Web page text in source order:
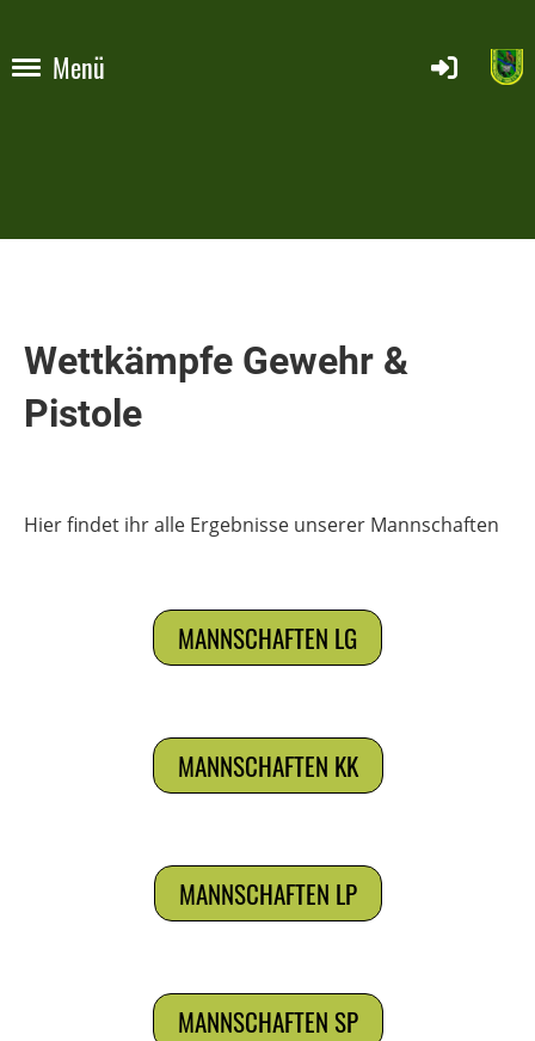
Menü
Wettkämpfe Gewehr &
Pistole
Hier findet ihr alle Ergebnisse unserer Mannschaften
MANNSCHAFTEN LG
MANNSCHAFTEN KK
MANNSCHAFTEN LP
MANNSCHAFTEN SP